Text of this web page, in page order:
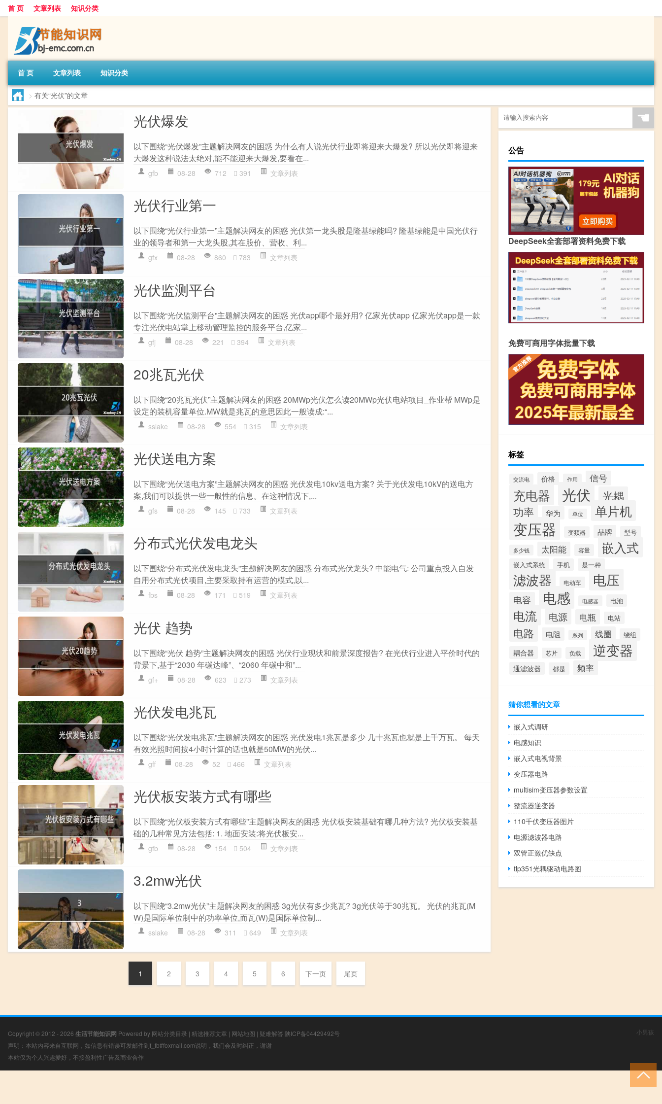
首 页 文章列表 知识分类
首 页 文章列表 知识分类
> 有关“光伏”的文章
光伏爆发
以下围绕“光伏爆发”主题解决网友的困惑 为什么有人说光伏行业即将迎来大爆发? 所以光伏即将迎来
大爆发这种说法太绝对,能不能迎来大爆发,要看在...
gfb 08-28 712 391 文章列表
光伏行业第一
以下围绕“光伏行业第一”主题解决网友的困惑 光伏第一龙头股是隆基绿能吗? 隆基绿能是中国光伏行
业的领导者和第一大龙头股,其在股价、营收、利...
gfx 08-28 860 783 文章列表
光伏监测平台
以下围绕“光伏监测平台”主题解决网友的困惑 光伏app哪个最好用? 亿家光伏app 亿家光伏app是一款
专注光伏电站掌上移动管理监控的服务平台,亿家...
gfj 08-28 221 394 文章列表
20兆瓦光伏
以下围绕“20兆瓦光伏”主题解决网友的困惑 20MWp光伏怎么读20MWp光伏电站项目_作业帮 MWp是
设定的装机容量单位.MW就是兆瓦的意思因此一般读成:“...
sslake 08-28 554 315 文章列表
光伏送电方案
以下围绕“光伏送电方案”主题解决网友的困惑 光伏发电10kv送电方案? 关于光伏发电10kV的送电方
案,我们可以提供一些一般性的信息。在这种情况下,...
gfs 08-28 145 733 文章列表
分布式光伏发电龙头
以下围绕“分布式光伏发电龙头”主题解决网友的困惑 分布式光伏龙头? 中能电气: 公司重点投入自发
自用分布式光伏项目,主要采取持有运营的模式,以...
fbs 08-28 171 519 文章列表
光伏 趋势
以下围绕“光伏 趋势”主题解决网友的困惑 光伏行业现状和前景深度报告? 在光伏行业进入平价时代的
背景下,基于“2030 年碳达峰”、“2060 年碳中和”...
gf+ 08-28 623 273 文章列表
光伏发电兆瓦
以下围绕“光伏发电兆瓦”主题解决网友的困惑 光伏发电1兆瓦是多少 几十兆瓦也就是上千万瓦。 每天
有效光照时间按4小时计算的话也就是50MW的光伏...
gff 08-28 52 466 文章列表
光伏板安装方式有哪些
以下围绕“光伏板安装方式有哪些”主题解决网友的困惑 光伏板安装基础有哪几种方法? 光伏板安装基
础的几种常见方法包括: 1. 地面安装:将光伏板安...
gfb 08-28 154 504 文章列表
3.2mw光伏
以下围绕“3.2mw光伏”主题解决网友的困惑 3g光伏有多少兆瓦? 3g光伏等于30兆瓦。 光伏的兆瓦(M
W)是国际单位制中的功率单位,而瓦(W)是国际单位制...
sslake 08-28 311 649 文章列表
1 2 3 4 5 6 下一页 尾页
☚
公告
DeepSeek全套部署资料免费下载
免费可商用字体批量下载
标签
交流电 价格 作用 信号
充电器 光伏
光耦
功率
华为 单位 单片机
变压器 变频器 品牌 型号
多少钱 太阳能 容量 嵌入式
嵌入式系统 手机 是一种
滤波器 电动车 电压
电容 电感 电感器 电池
电流 电源 电瓶 电站
电路 电阻 系列 线圈 绕组
耦合器 芯片 负载 逆变器
通滤波器 都是 频率
猜你想看的文章
嵌入式调研
电感知识
嵌入式电视背景
变压器电路
multisim变压器参数设置
整流器逆变器
110千伏变压器图片
电源滤波器电路
双管正激优缺点
tlp351光耦驱动电路图
Copyright © 2012 - 2026 生活节能知识网 Powered by 网站分类目录 | 精选推荐文章 | 网站地图 | 疑难解答 陕ICP备04429492号
声明：本站内容来自互联网，如信息有错误可发邮件到f_fb#foxmail.com说明，我们会及时纠正，谢谢
本站仅为个人兴趣爱好，不接盈利性广告及商业合作
小男孩